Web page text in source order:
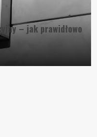
– jak prawidłowo